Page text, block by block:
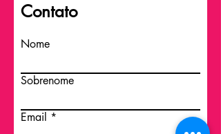
Contato
Nome
Sobrenome
Email